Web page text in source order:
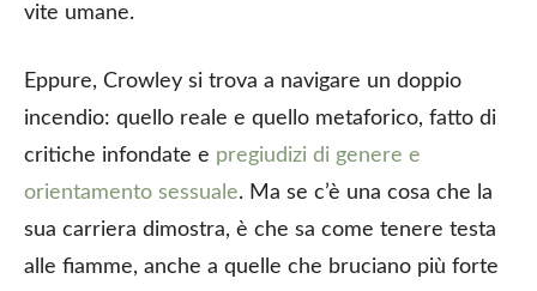
vite umane.
Eppure, Crowley si trova a navigare un doppio
incendio: quello reale e quello metaforico, fatto di
critiche infondate e pregiudizi di genere e
orientamento sessuale. Ma se c’è una cosa che la
sua carriera dimostra, è che sa come tenere testa
alle fiamme, anche a quelle che bruciano più forte